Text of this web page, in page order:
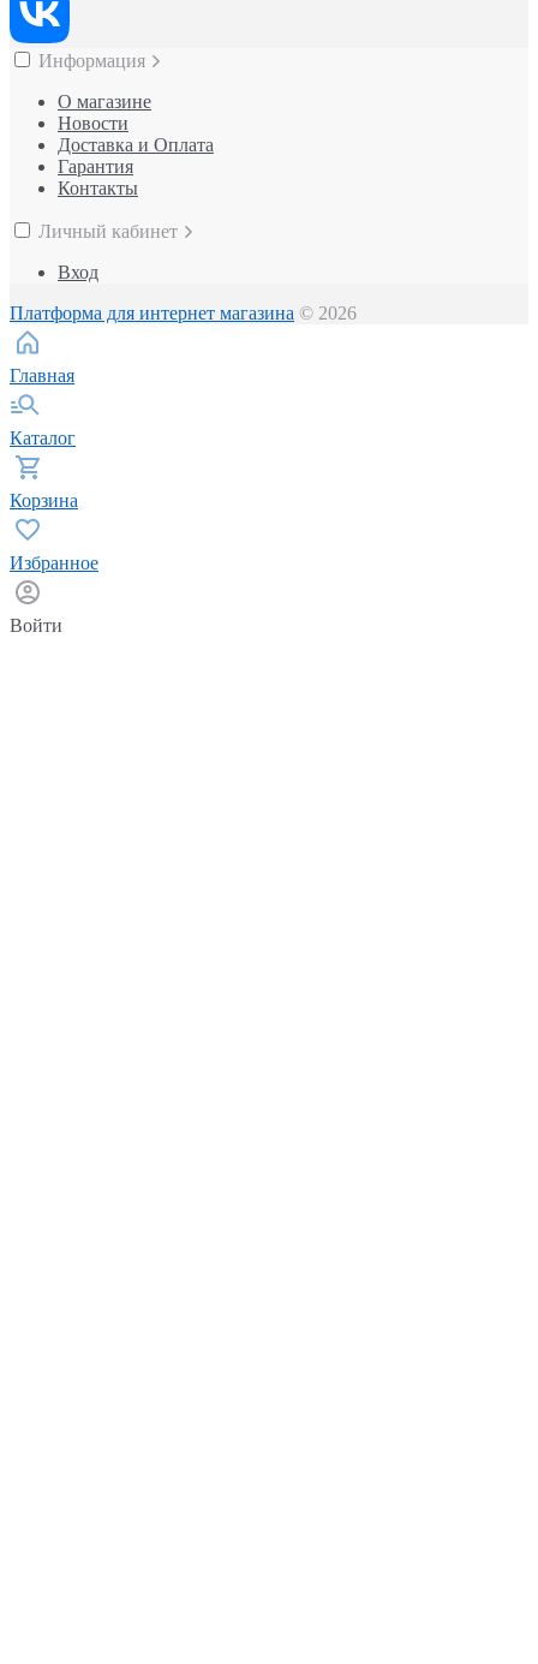
Информация
О магазине
Новости
Доставка и Оплата
Гарантия
Контакты
Личный кабинет
Вход
Платформа для интернет магазина © 2026
Главная
Каталог
Корзина
Избранное
Войти